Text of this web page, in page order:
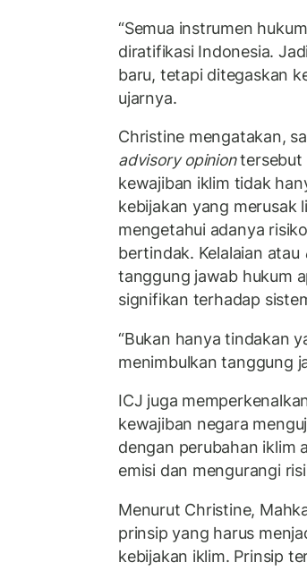
“Semua instrumen
diratifikasi Indonesia.
baru, tetapi ditegaskan
ujarnya.
Christine mengatakan,
advisory opiniontersebut
kewajiban iklim tidak
kebijakan yang merusak
mengetahui adanya
bertindak. Kelalaian atau
tanggung jawab hukum
signifikan terhadap
“Bukan hanya tindakan
menimbulkan tanggung
ICJ juga
kewajiban negara
dengan perubahan iklim
emisi dan mengurangi
Menurut Christine,
prinsip yang harus
kebijakan iklim. Prinsip